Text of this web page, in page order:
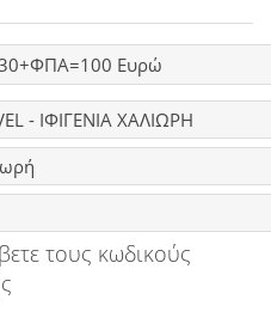
τους κωδικούς